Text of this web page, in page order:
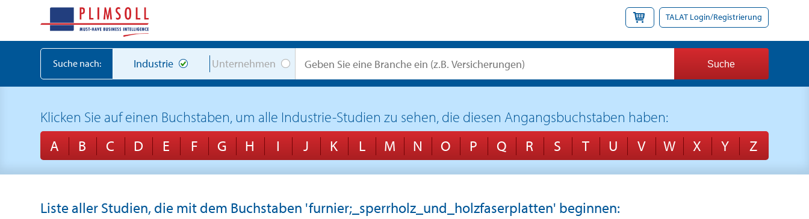
TALAT Login/Registrierung
Suche nach: Industrie Unternehmen
Klicken Sie auf einen Buchstaben, um alle Industrie-Studien zu sehen, die diesen Angangsbuchstaben haben:
A
B C D E F G H I J K L M N O P Q R S T U V W X Y Z
Liste aller Studien, die mit dem Buchstaben 'furnier;_sperrholz_und_holzfaserplatten' beginnen: